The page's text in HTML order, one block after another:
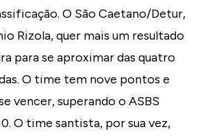
O São Caetano/Detur,
Rizola, quer mais um resultado
para se aproximar das quatro
O time tem nove pontos e
vencer, superando o ASBS
O time santista, por sua vez,